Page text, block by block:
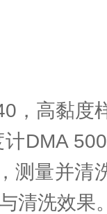
，高黏度
DMA
测量并清
清洗效果